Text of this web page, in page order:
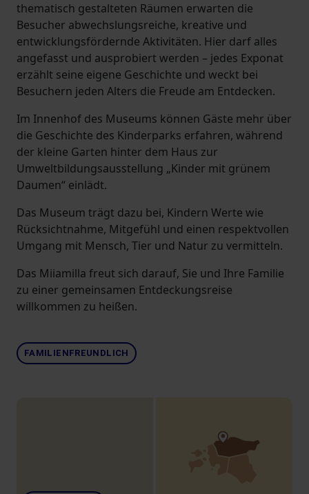
thematisch gestalteten Räumen erwarten die
Besucher abwechslungsreiche, kreative und
entwicklungsfördernde Aktivitäten. Hier darf alles
angefasst und ausprobiert werden – jedes Exponat
erzählt seine eigene Geschichte und weckt bei
Besuchern jeden Alters die Freude am Entdecken.
Im Innenhof des Museums können Gäste mehr über
die Geschichte des Kinderparks erfahren, während
der kleine Garten hinter dem Haus zur
Umweltbildungsausstellung „Kinder mit grünem
Daumen“ einlädt.
Das Museum trägt dazu bei, Kindern Werte wie
Rücksichtnahme, Mitgefühl und einen respektvollen
Umgang mit Mensch, Tier und Natur zu vermitteln.
Das Miiamilla freut sich darauf, Sie und Ihre Familie
zu einer gemeinsamen Entdeckungsreise
willkommen zu heißen.
FAMILIENFREUNDLICH